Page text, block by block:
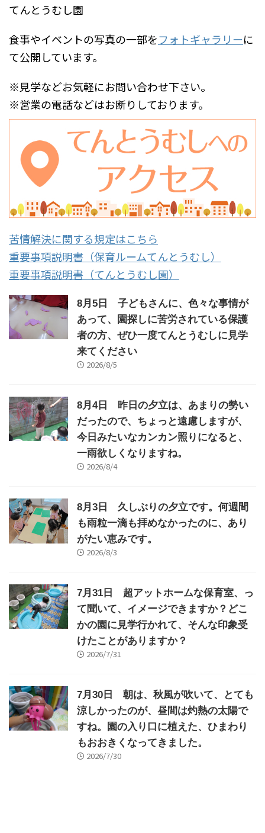
てんとうむし園
食事やイベントの写真の一部をフォトギャラリーに
て公開しています。
※見学などお気軽にお問い合わせ下さい。
※営業の電話などはお断りしております。
苦情解決に関する規定はこちら
重要事項説明書（保育ルームてんとうむし）
重要事項説明書（てんとうむし園）
8月5日 子どもさんに、色々な事情が
あって、園探しに苦労されている保護
者の方、ぜひ一度てんとうむしに見学
来てください
2026/8/5
8月4日 昨日の夕立は、あまりの勢い
だったので、ちょっと遠慮しますが、
今日みたいなカンカン照りになると、
一雨欲しくなりますね。
2026/8/4
8月3日 久しぶりの夕立です。何週間
も雨粒一滴も拝めなかったのに、あり
がたい恵みです。
2026/8/3
7月31日 超アットホームな保育室、っ
て聞いて、イメージできますか？どこ
かの園に見学行かれて、そんな印象受
けたことがありますか？
2026/7/31
7月30日 朝は、秋風が吹いて、とても
涼しかったのが、昼間は灼熱の太陽で
すね。園の入り口に植えた、ひまわり
もおおきくなってきました。
2026/7/30